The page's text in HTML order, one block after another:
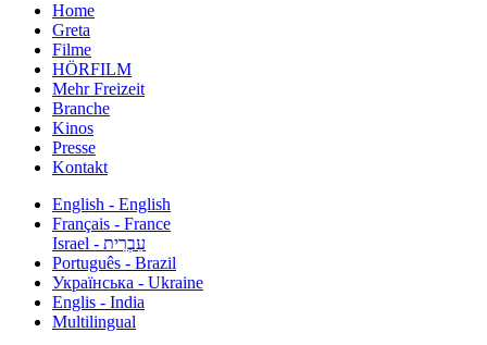
Home
Greta
Filme
HÖRFILM
Mehr Freizeit
Branche
Kinos
Presse
Kontakt
English - English
Français - France
עִבְרִית - Israel
Português - Brazil
Українська - Ukraine
Englis - India
Multilingual